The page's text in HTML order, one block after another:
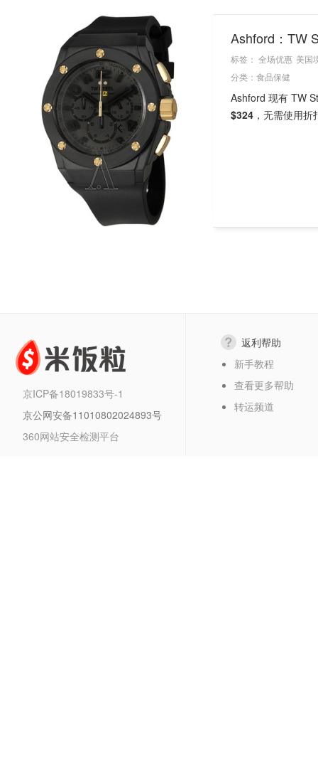
Ashford：TW
标签： 全场优惠 美国
分类： 食品保健
Ashford 现有 TW
$324 ，无需使用
京ICP备18019833号-1
京公网安备11010802024893号
360网站安全检测平台
返利帮助
新手教程
查看更多帮助
转运频道